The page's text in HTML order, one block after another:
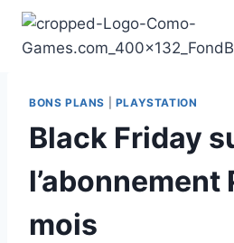
Aller
contenu
BONS PLANS PLAYSTATION
Black Friday
l’abonnement
mois